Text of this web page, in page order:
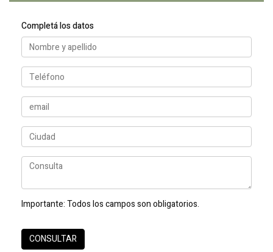
Completá los datos
Importante:Todos los campos son obligatorios.